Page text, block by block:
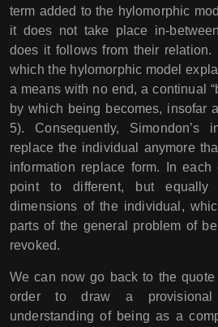
term added to the hylomorphic
it does not take place in-
does it follows from their
which the hylomorphic model
a means with no end, a continual
by which being becomes, insofar
5). Consequently, Simondon’s
replace the individual anymore
information replace form. In each
point to different, but equally
dimensions of the individual,
parts of the general problem of
revoked.
We can now go back to the
order to draw a
understanding of being as a